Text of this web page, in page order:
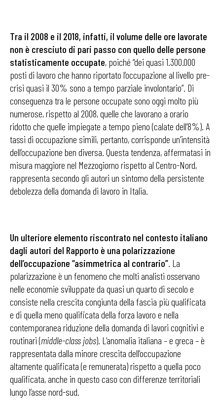
Tra il 2008 e il 2018, infatti, il volume delle ore lavorate
non è cresciuto di pari passo con quello delle persone
statisticamente occupate, poiché “dei quasi 1.300.000
posti di lavoro che hanno riportato l’occupazione al livello pre-
crisi quasi il 30% sono a tempo parziale involontario”. Di
conseguenza tra le persone occupate sono oggi molto più
numerose, rispetto al 2008, quelle che lavorano a orario
ridotto che quelle impiegate a tempo pieno (calate dell’8%). A
tassi di occupazione simili, pertanto, corrisponde un’intensità
dell’occupazione ben diversa. Questa tendenza, affermatasi in
misura maggiore nel Mezzogiorno rispetto al Centro-Nord,
rappresenta secondo gli autori un sintomo della persistente
debolezza della domanda di lavoro in Italia.
Un ulteriore elemento riscontrato nel contesto italiano
dagli autori del Rapporto è una polarizzazione
dell’occupazione “asimmetrica al contrario”. La
polarizzazione è un fenomeno che molti analisti osservano
nelle economie sviluppate da quasi un quarto di secolo e
consiste nella crescita congiunta della fascia più qualificata
e di quella meno qualificata della forza lavoro e nella
contemporanea riduzione della domanda di lavori cognitivi e
routinari (middle-class jobs). L’anomalia italiana – e greca – è
rappresentata dalla minore crescita dell’occupazione
altamente qualificata (e remunerata) rispetto a quella poco
qualificata, anche in questo caso con differenze territoriali
lungo l’asse nord-sud.